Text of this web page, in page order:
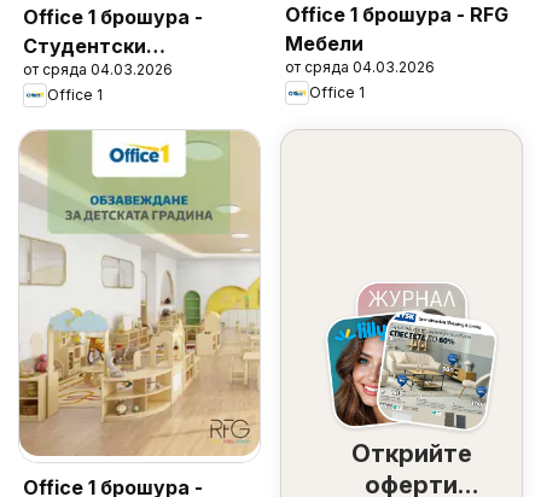
Office 1 брошура -
Студентски
общежития
от сряда 04.03.2026
Office 1
Office 1 брошура - RFG
Мебели
от сряда 04.03.2026
Office 1
Office 1 брошура -
Открийте
оферти